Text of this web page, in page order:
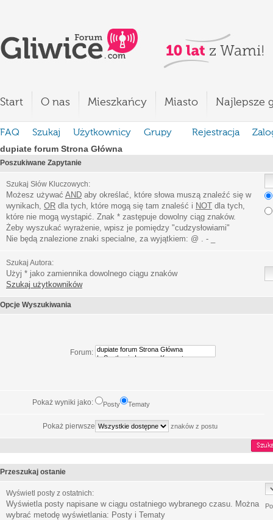
Start O nas Mieszkańcy Miasto Najlepsze
FAQ Szukaj Użytkownicy Grupy Rejestracja
dupiate forum Strona Główna
Poszukiwane Zapytanie
Szukaj Słów Kluczowych:
Możesz używać AND aby określać, które słowa muszą znaleźć się w
wynikach, OR dla tych, które mogą się tam znaleść i NOT dla tych,
które nie mogą wystąpić. Znak * zastępuje dowolny ciąg znaków.
Żeby wyszukać wyrażenie, wpisz je pomiędzy "cudzysłowiami"
Nie będą znalezione znaki specialne, za wyjątkiem: @ . - _
Szukaj Autora:
Użyj * jako zamiennika dowolnego ciągu znaków
Szukaj użytkowników
Opcje Wyszukiwania
Forum:
Pokaż wyniki jako: Posty Tematy
Pokaż pierwsze znaków z postu
Przeszukaj ostanie
Wyświetl posty z ostatnich:
Wyświetla posty napisane w ciągu ostatniego wybranego czasu. Można
wybrać metodę wyświetlania: Posty i Tematy